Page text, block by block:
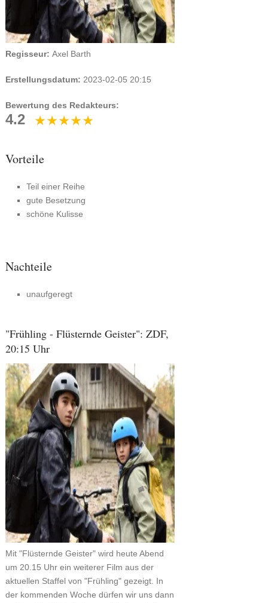
Regisseur: Axel Barth
Erstellungsdatum: 2023-02-05 20:15
Bewertung des Redakteurs:
4.2
Vorteile
Teil einer Reihe
gute Besetzung
schöne Kulisse
Nachteile
unaufgeregt
"Frühling - Flüsternde Geister": ZDF,
20:15 Uhr
Mit "Flüsternde Geister" wird heute Abend
um 20.15 Uhr ein weiterer Film aus der
aktuellen Staffel von "Frühling" gezeigt. In
der kommenden Woche dürfen wir uns dann